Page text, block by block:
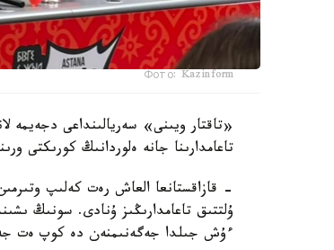
Фото: Kazinform
«تاقتار ويىنى» سەريالىنداعى دجەيمە
تاعامدارىنا جانە ەلوردانىڭ كورىكتى
- قازاقستانعا العاش رەت كەلىپ
ۇلتتىق تاعامدارىڭىز ۇنادى. سونىڭ
ءۇش جىلدا جەگەنىمنەن دە كوپ ەت